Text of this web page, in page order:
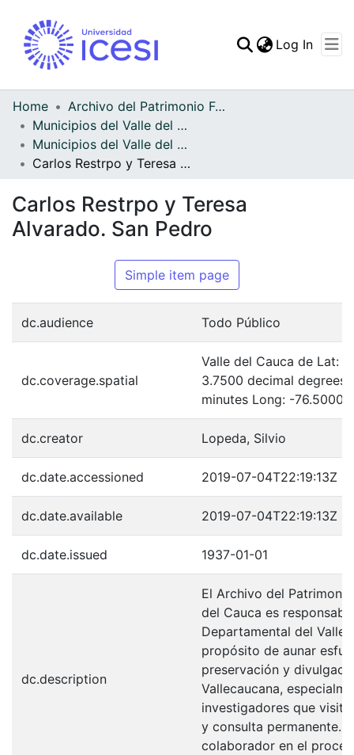
Log In
Home
Archivo del Patrimonio Fotográfico y Fílmico del Valle del Cauca
Municipios del Valle del Cauca
Municipios del Valle del Cauca
Carlos Restrpo y Teresa Alvarado. San Pedro
Carlos Restrpo y Teresa
Alvarado. San Pedro
Simple item page
dc.audience Todo Público
dc.coverage.spatial
Valle del Cauca de Lat:
3.7500 decimal degrees
minutes Long: -76.5000
dc.creator Lopeda, Silvio
dc.date.accessioned 2019-07-04T22:19:13Z
dc.date.available 2019-07-04T22:19:13Z
dc.date.issued 1937-01-01
dc.description
El Archivo del
del Cauca es
Departamental del Valle
propósito de aunar
preservación y
Vallecaucana,
investigadores que
y consulta permanente.
colaborador en el